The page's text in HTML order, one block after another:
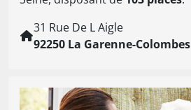
31 Rue De L Aigle
92250 La Garenne-Colombes